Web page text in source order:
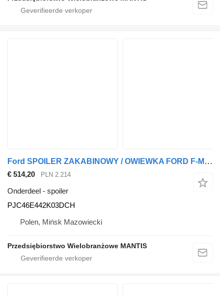
Ford SPOILER ZAKABINOWY / OWIEWKA FORD F-MAX 500 EURO6 LEWY PJC46E442 PJC46E442K03DCH voor trekker
€ 514,20 PLN 2.214
Onderdeel - spoiler
PJC46E442K03DCH
Polen, Mińsk Mazowiecki
Przedsiębiorstwo Wielobranżowe MANTIS